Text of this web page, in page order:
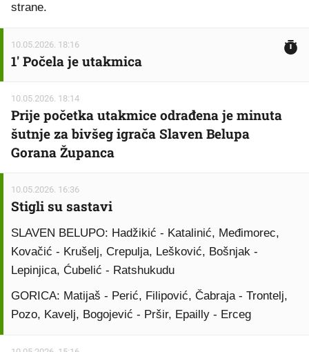
strane.
10.05.2026. 18:16
1' Počela je utakmica
10.05.2026. 18:14
Prije početka utakmice odrađena je minuta
šutnje za bivšeg igrača Slaven Belupa
Gorana Županca
10.05.2026. 16:36
Stigli su sastavi
SLAVEN BELUPO: Hadžikić - Katalinić, Međimorec,
Kovačić - Krušelj, Crepulja, Lešković, Bošnjak -
Lepinjica, Ćubelić - Ratshukudu
GORICA: Matijaš - Perić, Filipović, Čabraja - Trontelj,
Pozo, Kavelj, Bogojević - Pršir, Epailly - Erceg